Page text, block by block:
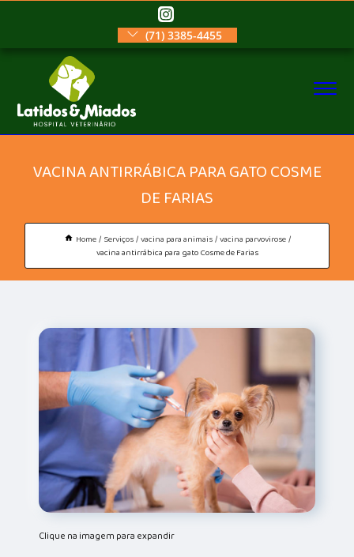
(71) 3385-4455
VACINA ANTIRRÁBICA PARA GATO COSME
DE FARIAS
Home Serviços vacina para animais vacina parvovirose
vacina antirrábica para gato Cosme de Farias
Clique na imagem para expandir